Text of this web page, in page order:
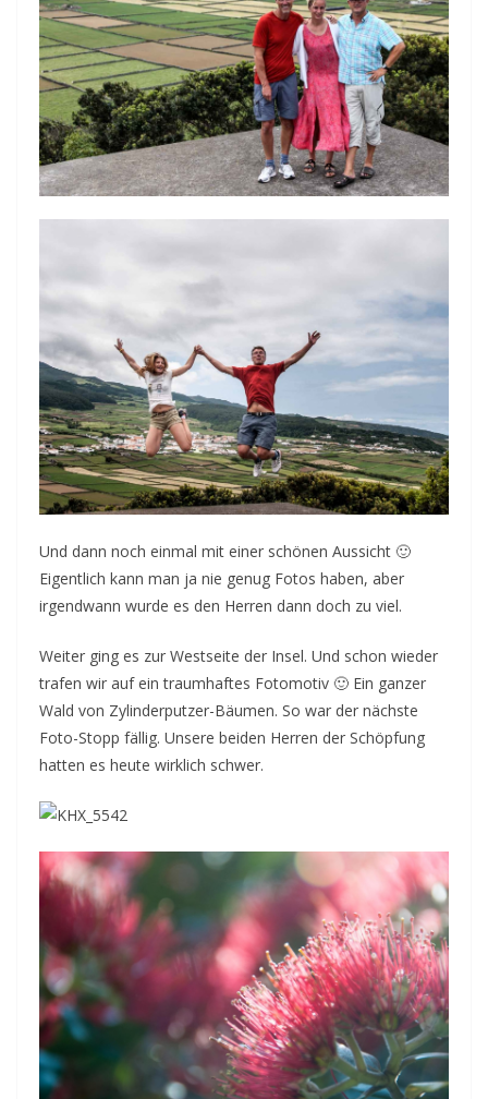
Und dann noch einmal mit einer schönen Aussicht 🙂
Eigentlich kann man ja nie genug Fotos haben, aber
irgendwann wurde es den Herren dann doch zu viel.
Weiter ging es zur Westseite der Insel. Und schon wieder
trafen wir auf ein traumhaftes Fotomotiv 🙂 Ein ganzer
Wald von Zylinderputzer-Bäumen. So war der nächste
Foto-Stopp fällig. Unsere beiden Herren der Schöpfung
hatten es heute wirklich schwer.